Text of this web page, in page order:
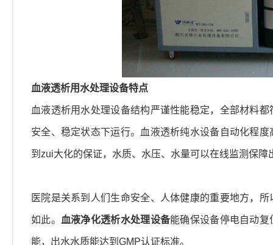
血液透析用水处理设备特点
血液透析用水处理设备结构严谨性能稳定，全部材料
安全、稳定状态下运行。血液透析纯水设备自动化程
到zui大化的保证，水质、水压、水量可以在线监测保障
医院是关系到人们生命安全、人体健康的重要地方，
如此。 血液净化透析水处理设备能确保设备停电自动
能，出水水质能达到GMP认证标准。